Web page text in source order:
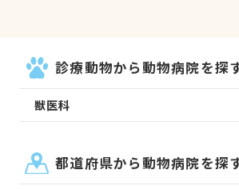
診療動物から動物病院を探
獣医科
都道府県から動物病院を探